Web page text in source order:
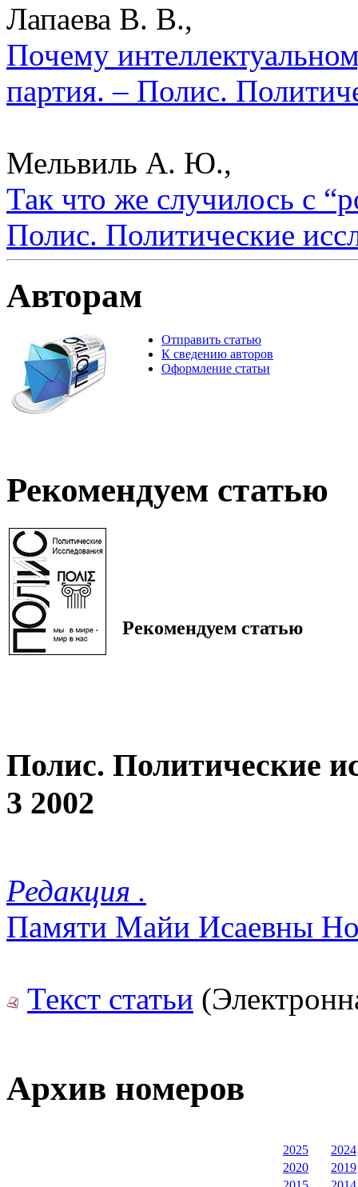
Лапаева В. В.,
Почему
партия. – Полис.
Мельвиль А. Ю.,
Так что же случилось с
Полис. Политические
Авторам
Отправить статью
К сведению авторов
Оформление статьи
Рекомендуем статью
Рекомендуем статью
Полис. Политические
3 2002
Редакция .
Памяти Майи Исаевны
Текст статьи
Архив номеров
2025
2024
2020
2019